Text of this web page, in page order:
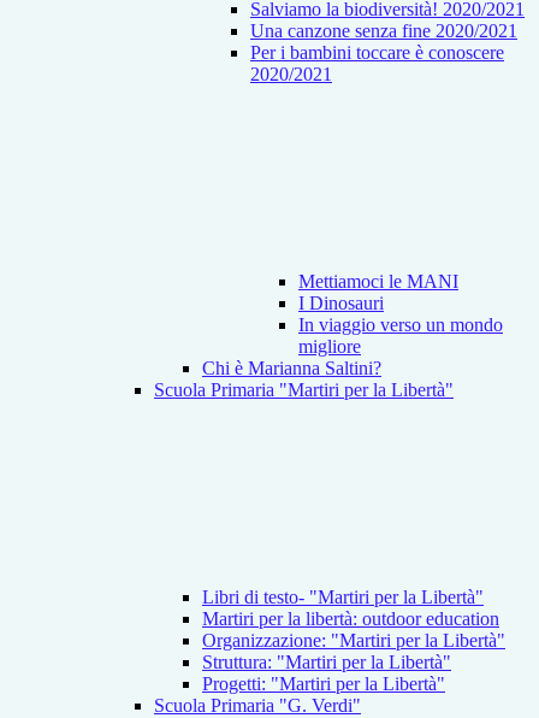
Salviamo la biodiversità! 2020/2021
Una canzone senza fine 2020/2021
Per i bambini toccare è conoscere
2020/2021
Mettiamoci le MANI
I Dinosauri
In viaggio verso un mondo
migliore
Chi è Marianna Saltini?
Scuola Primaria "Martiri per la Libertà"
Libri di testo- "Martiri per la Libertà"
Martiri per la libertà: outdoor education
Organizzazione: "Martiri per la Libertà"
Struttura: "Martiri per la Libertà"
Progetti: "Martiri per la Libertà"
Scuola Primaria "G. Verdi"